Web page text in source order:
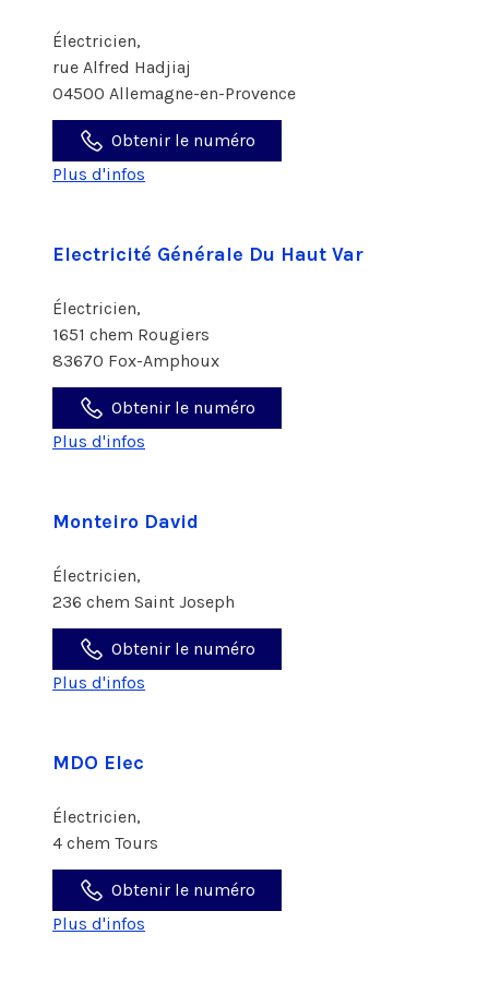
Électricien,
rue Alfred Hadjiaj
04500 Allemagne-en-Provence
Obtenir le numéro
Plus d'infos
Electricité Générale Du Haut Var
Électricien,
1651 chem Rougiers
83670 Fox-Amphoux
Obtenir le numéro
Plus d'infos
Monteiro David
Électricien,
236 chem Saint Joseph
Obtenir le numéro
Plus d'infos
MDO Elec
Électricien,
4 chem Tours
Obtenir le numéro
Plus d'infos